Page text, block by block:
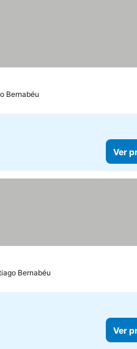
Bernabéu
Ver
Bernabéu
Ver